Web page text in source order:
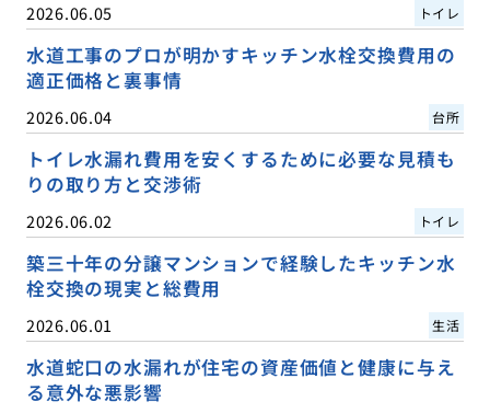
2026.06.05 トイレ
水道工事のプロが明かすキッチン水栓交換費用の
適正価格と裏事情
2026.06.04 台所
トイレ水漏れ費用を安くするために必要な見積も
りの取り方と交渉術
2026.06.02 トイレ
築三十年の分譲マンションで経験したキッチン水
栓交換の現実と総費用
2026.06.01 生活
水道蛇口の水漏れが住宅の資産価値と健康に与え
る意外な悪影響